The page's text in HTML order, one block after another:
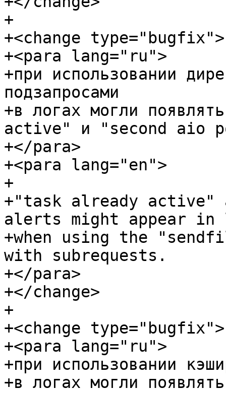
+
+<change type="bugfix">
+<para lang="ru">
+при использовании
подзапросами
+в логах могли
active" и "second aio
+</para>
+<para lang="en">
+
+"task already active"
alerts might appear in
+when using the
with subrequests.
+</para>
+</change>
+
+<change type="bugfix">
+<para lang="ru">
+при использовании
+в логах могли